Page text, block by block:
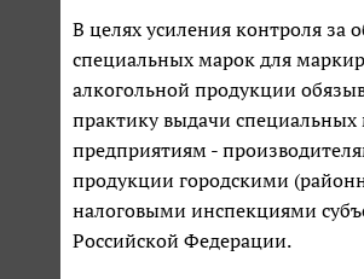
В целях усиления контроля за
специальных марок для
алкогольной продукции
практику выдачи специальных
предприятиям -
продукции городскими
налоговыми инспекциями
Российской Федерации.